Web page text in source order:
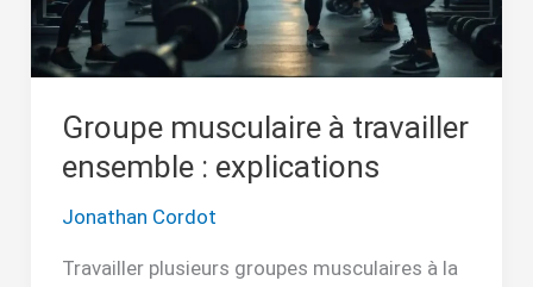
Groupe musculaire à travailler
ensemble : explications
Jonathan Cordot
Travailler plusieurs groupes musculaires à la